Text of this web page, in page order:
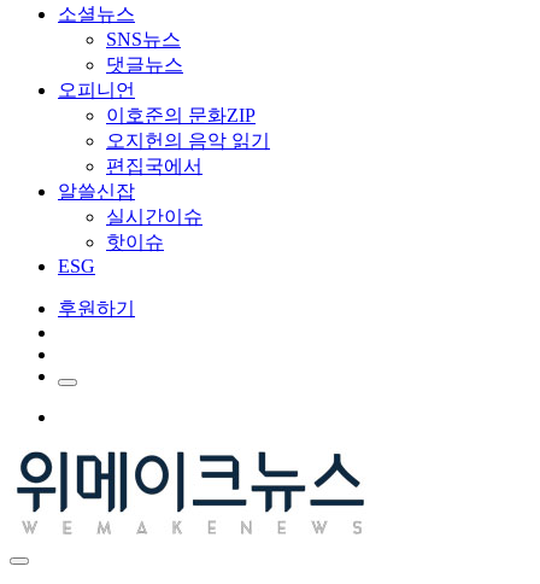
소셜뉴스
SNS뉴스
댓글뉴스
오피니언
이호준의 문화ZIP
오지헌의 음악 읽기
편집국에서
알쓸신잡
실시간이슈
핫이슈
ESG
후원하기